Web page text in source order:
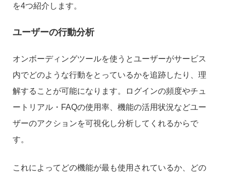
を4つ紹介します。
ユーザーの行動分析
オンボーディングツールを使うとユーザーがサービス
内でどのような行動をとっているかを追跡したり、理
解することが可能になります。ログインの頻度やチュ
ートリアル・FAQの使用率、機能の活用状況などユー
ザーのアクションを可視化し分析してくれるからで
す。
これによってどの機能が最も使用されているか、どの